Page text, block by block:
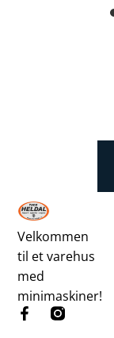
Velkommen
til et varehus
med
minimaskiner!